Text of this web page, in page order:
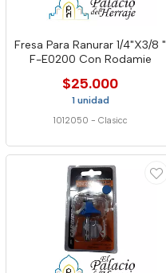
Fresa Para Ranurar 1/4"X3/8 "
F-E0200 Con Rodamie
$25.000
1 unidad
1012050 - Clasicc